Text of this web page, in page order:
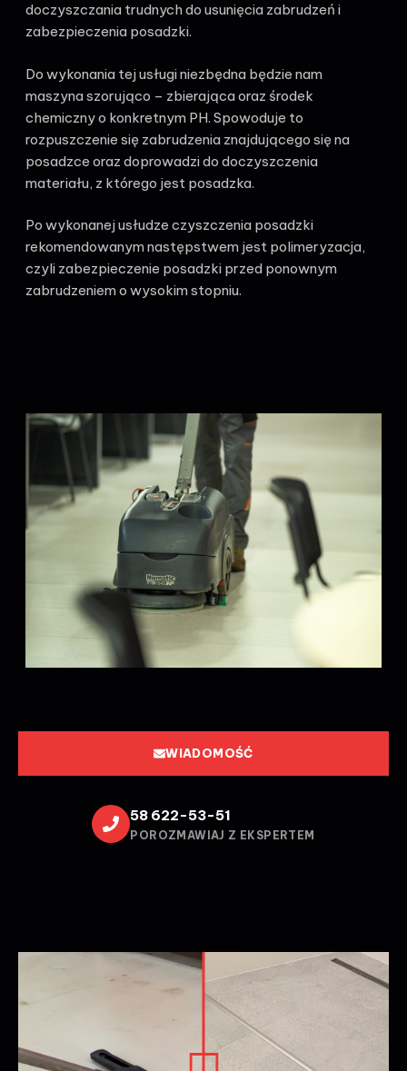
doczyszczania trudnych do usunięcia zabrudzeń i
zabezpieczenia posadzki.
Do wykonania tej usługi niezbędna będzie nam
maszyna szorująco – zbierająca oraz środek
chemiczny o konkretnym PH. Spowoduje to
rozpuszczenie się zabrudzenia znajdującego się na
posadzce oraz doprowadzi do doczyszczenia
materiału, z którego jest posadzka.
Po wykonanej usłudze czyszczenia posadzki
rekomendowanym następstwem jest polimeryzacja,
czyli zabezpieczenie posadzki przed ponownym
zabrudzeniem o wysokim stopniu.
WIADOMOŚĆ
58 622-53-51
POROZMAWIAJ Z EKSPERTEM